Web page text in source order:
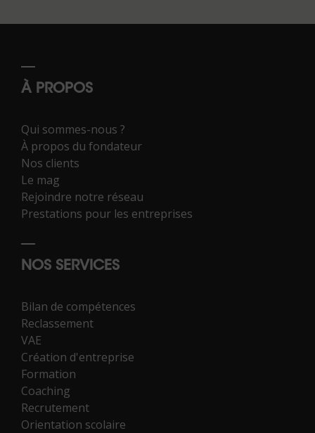
À PROPOS
Qui sommes-nous ?
À propos du fondateur
Nos clients
Le mag
Rejoindre notre réseau
Prestations pour les entreprises
NOS SERVICES
Bilan de compétences
Reclassement
VAE
Création d'entreprise
Formation
Coaching
Recrutement
Orientation scolaire